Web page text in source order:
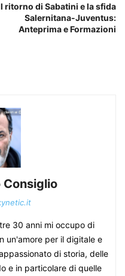
ritorno di Sabatini e la sfida
Salernitana-Juventus:
Anteprima e Formazioni
Consiglio
30 anni mi occupo di
un'amore per il digitale e
di storia, delle
e in particolare di quelle